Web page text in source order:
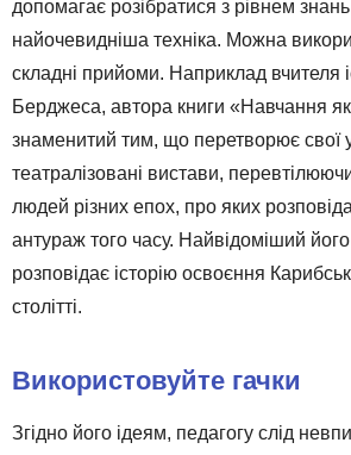
допомагає розібратися з рівнем
найочевидніша техніка. Можна
складні прийоми. Наприклад вчителя
Берджеса, автора книги «Навчання
знаменитий тим, що перетворює свої
театралізовані вистави,
людей різних епох, про яких
антураж того часу. Найвідоміший
розповідає історію освоєння
столітті.
Використовуйте гачки
Згідно його ідеям, педагогу слід